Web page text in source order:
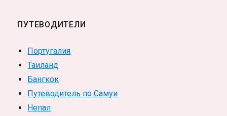
ПУТЕВОДИТЕЛИ
Португалия
Таиланд
Бангкок
Путеводитель по Самуи
Непал